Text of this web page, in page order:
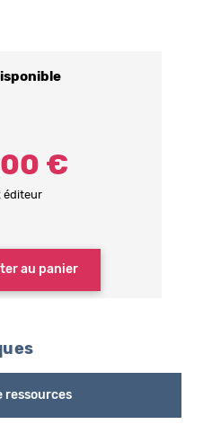
éditeur
€
au panier
ressources